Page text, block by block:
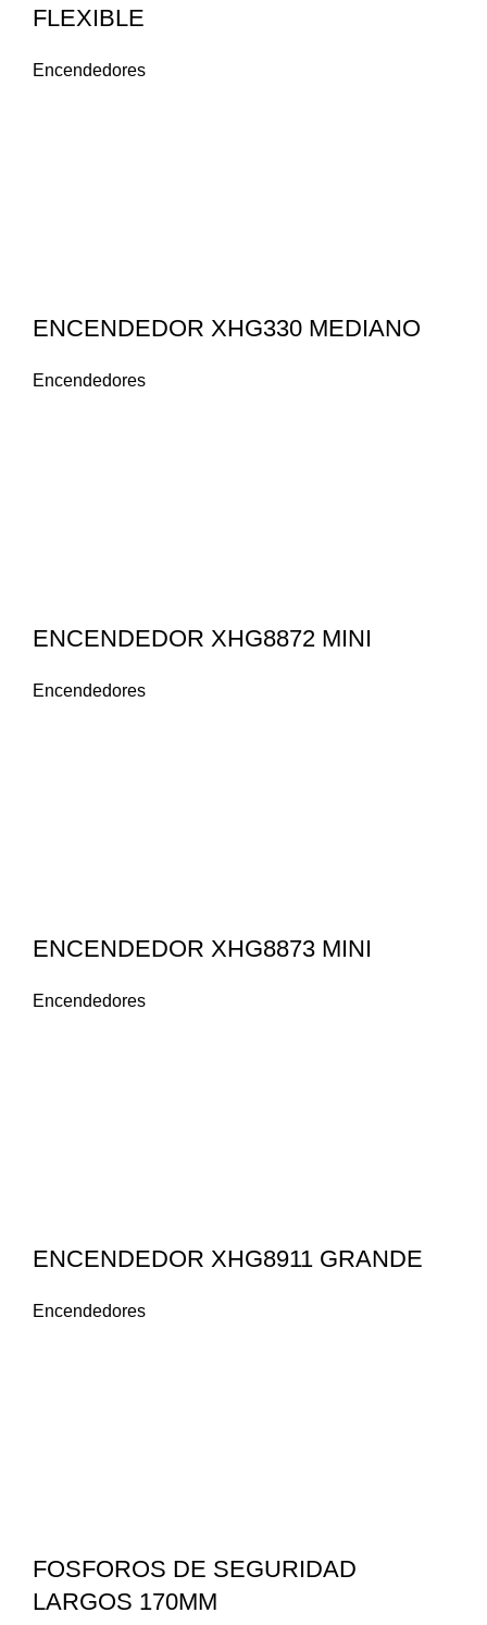
FLEXIBLE
Encendedores
ENCENDEDOR XHG330 MEDIANO
Encendedores
ENCENDEDOR XHG8872 MINI
Encendedores
ENCENDEDOR XHG8873 MINI
Encendedores
ENCENDEDOR XHG8911 GRANDE
Encendedores
FOSFOROS DE SEGURIDAD
LARGOS 170MM